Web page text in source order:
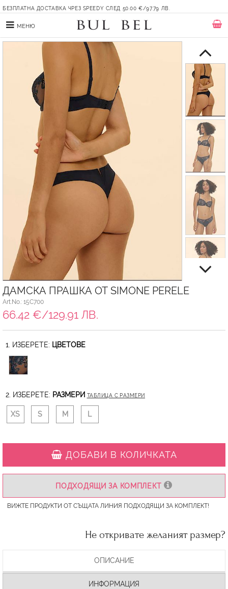
БЕЗПЛАТНА ДОСТАВКА ЧРЕЗ SPEEDY СЛЕД 50.00 €/97.79 ЛВ.
МЕНЮ
ДАМСКА ПРАШКА ОТ SIMONE PERELE
Art.No.: 15C700
66.42 €/129.91 ЛВ.
1. ИЗБЕРЕТЕ: ЦВЕТОВЕ
2. ИЗБЕРЕТЕ: РАЗМЕРИ ТАБЛИЦА С РАЗМЕРИ
XS S M L
ДОБАВИ В КОЛИЧКАТА
ПОДХОДЯЩИ ЗА КОМПЛЕКТ
ВИЖТЕ ПРОДУКТИ ОТ СЪЩАТА ЛИНИЯ ПОДХОДЯЩИ ЗА КОМПЛЕКТ!
Не откривате желаният размер?
ОПИСАНИЕ
ИНФОРМАЦИЯ